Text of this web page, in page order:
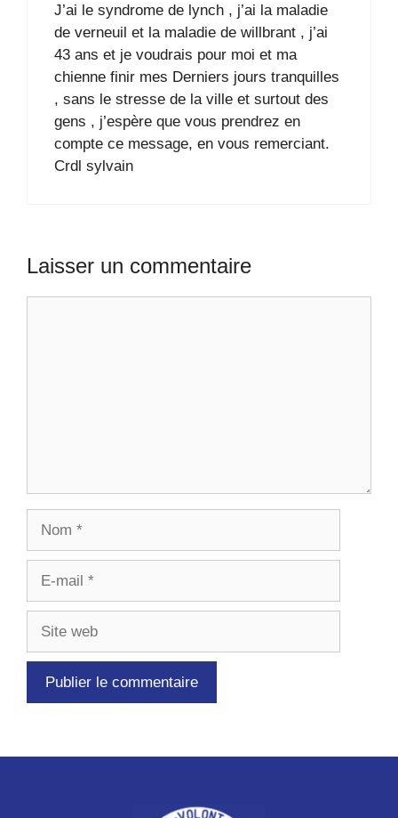
J’ai le syndrome de lynch , j’ai la maladie
de verneuil et la maladie de willbrant , j’ai
43 ans et je voudrais pour moi et ma
chienne finir mes Derniers jours tranquilles
, sans le stresse de la ville et surtout des
gens , j’espère que vous prendrez en
compte ce message, en vous remerciant.
Crdl sylvain
Laisser un commentaire